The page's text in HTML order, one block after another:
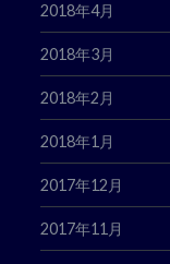
2018年4月
2018年3月
2018年2月
2018年1月
2017年12月
2017年11月